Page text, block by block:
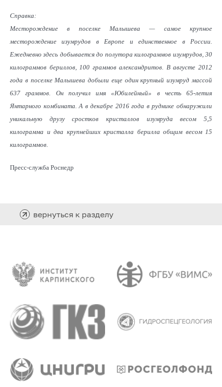
Справка:
Месторождение в поселке Малышева — самое крупное
месторождение изумрудов в Европе и единственное в России.
Ежедневно здесь добывается до полутора килограммов изумрудов, 30
килограммов бериллов, 100 граммов александритов. В августе 2012
года в поселке Малышева добыли еще один крупный изумруд массой
637 граммов. Он получил имя «Юбилейный» в честь 65-летия
Янтарного комбината. А в декабре 2016 года в руднике обнаружили
уникальную друзу сростков кристаллов изумруда весом 5,5
килограмма и два крупнейших кристалла берилла общим весом 15
килограммов.
Пресс-служба Роснедр
вернуться к разделу